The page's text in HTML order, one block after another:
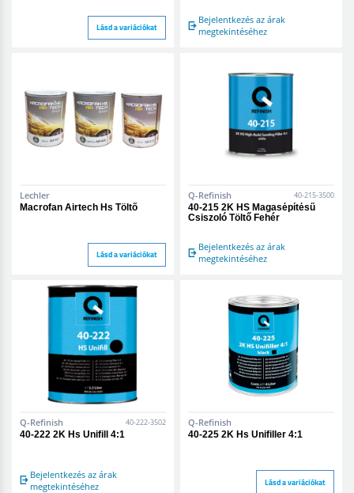
Lásd a variációkat
Bejelentkezés az árak
megtekintéséhez
Lechler
Macrofan Airtech Hs Töltő
Lásd a variációkat
Q-Refinish 40-215-3500
40-215 2K HS Magasépítésű
Csiszoló Töltő Fehér
Bejelentkezés az árak
megtekintéséhez
Q-Refinish 40-222-3502
40-222 2K Hs Unifill 4:1
Bejelentkezés az árak
megtekintéséhez
Q-Refinish
40-225 2K Hs Unifiller 4:1
Lásd a variációkat